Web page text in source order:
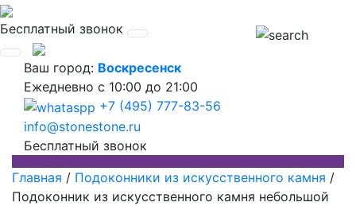
Бесплатный звонок
Ваш город: Воскресенск
Ежедневно с 10:00 до 21:00
+7 (495) 777-83-56
info@stonestone.ru
Бесплатный звонок
Главная / Подоконники из искусственного камня /
Подоконник из искусственного камня небольшой